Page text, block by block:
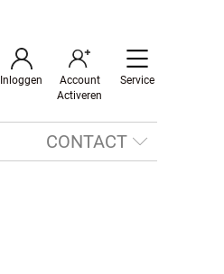
Inloggen
Account
Activeren
Service
CONTACT